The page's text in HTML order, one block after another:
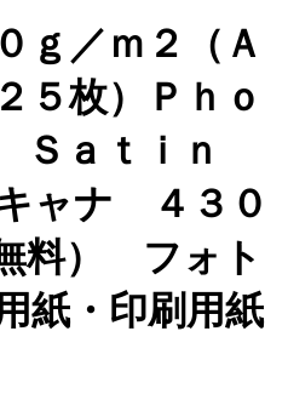
／ｍ２（Ａ
５枚）Ｐｈｏ
Ｓａｔｉｎ
ャナ ４３０
料） フォト
紙・印刷用紙